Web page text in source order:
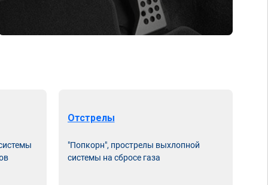
Отстрелы
"Попкорн", прострелы выхлопной
системы на сбросе газа